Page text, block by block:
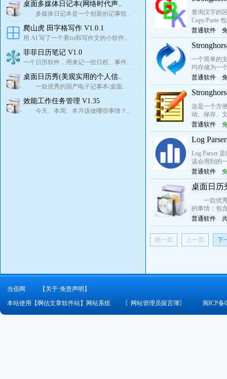
桌面多媒体日记本(网络时代声..
多媒体日记本是一个创新的记事软..
爬山虎 田字格写作 V1.0.1
用 AI 写了一个看txt和写作文的小软件..
菲菲日历笔记 V1.0
一个日历软件，用来记一些日程、事件..
桌面日历秀(美观实用的个人信..
一款优秀的国产电子记事本/桌面..
效能工作任务管理 V1.35
今天、本周、本月该做哪些事情？..
查询汉字的
Copy/Paste
普通软件
一个简单的
均存储为一
普通软件
这是一个方
动、保存、
普通软件
Log
Log Parser
该会用到的
普通软件
桌面日历
一款优秀
的事情：包
普通软件
第一页 上一页 下
当佰网
【关于·免责声明】
本站使用【啊估文章软件站】网站系统
〖 网站管理员留言簿〗 闽ICP备